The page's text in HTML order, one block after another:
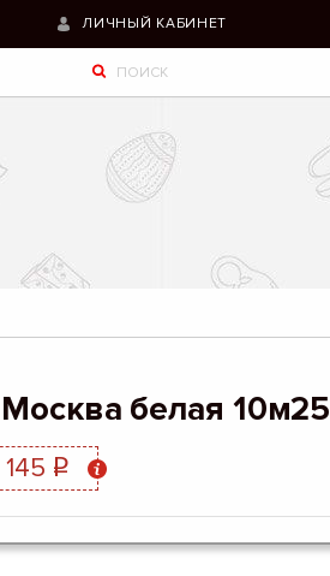
ЛИЧНЫЙ КАБИНЕТ
белая 10м25
q